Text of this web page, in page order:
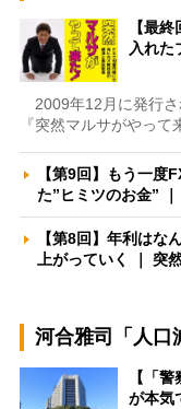
【最
入れ
2009年12月に発行さ
『突然マルサがやっ
【第9回】もう一
た”ヒミツのお金”
【第8回】年利は
上がっていく ｜ 突
河合雅司「人口
【「
が本気